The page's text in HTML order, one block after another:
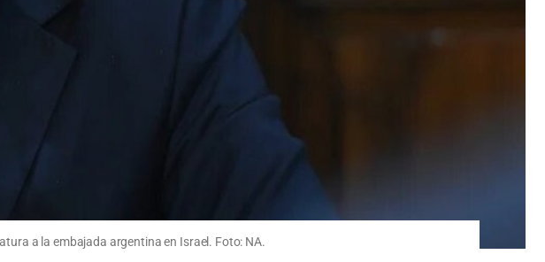
a la embajada argentina en Israel. Foto: NA.